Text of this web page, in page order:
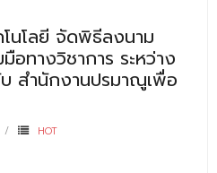
นโลยี จัดพิธีลงนาม
ทางวิชาการ ระหว่าง
สำนักงานปรมาณูเพื่อ
HOT